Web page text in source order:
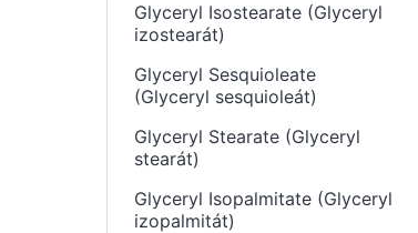
Glyceryl Isostearate (Glyceryl
izostearát)
Glyceryl Sesquioleate
(Glyceryl sesquioleát)
Glyceryl Stearate (Glyceryl
stearát)
Glyceryl Isopalmitate (Glyceryl
izopalmitát)